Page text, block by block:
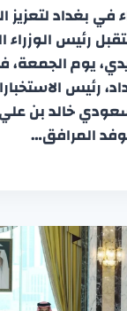
في بغداد لتعزيز
رئيس الوزراء
يوم
رئيس
خالد بن
المرافق…